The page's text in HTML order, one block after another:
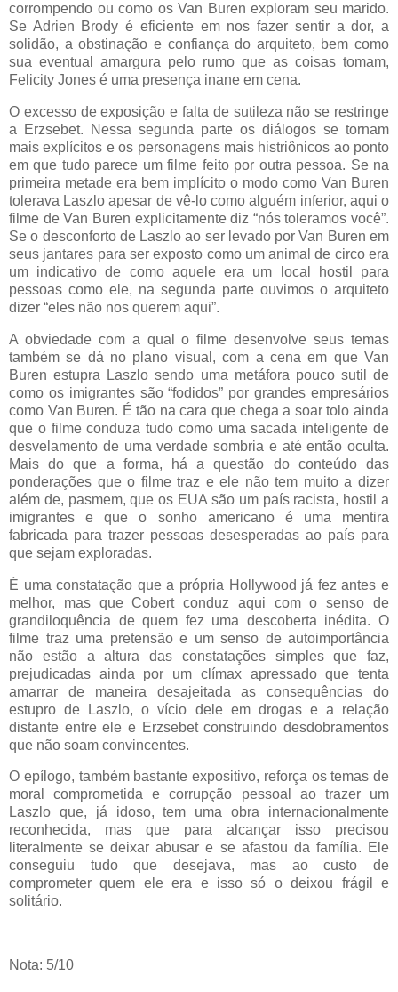
corrompendo ou como os Van Buren exploram seu marido.
Se Adrien Brody é eficiente em nos fazer sentir a dor, a
solidão, a obstinação e confiança do arquiteto, bem como
sua eventual amargura pelo rumo que as coisas tomam,
Felicity Jones é uma presença inane em cena.
O excesso de exposição e falta de sutileza não se restringe
a Erzsebet. Nessa segunda parte os diálogos se tornam
mais explícitos e os personagens mais histriônicos ao ponto
em que tudo parece um filme feito por outra pessoa. Se na
primeira metade era bem implícito o modo como Van Buren
tolerava Laszlo apesar de vê-lo como alguém inferior, aqui o
filme de Van Buren explicitamente diz “nós toleramos você”.
Se o desconforto de Laszlo ao ser levado por Van Buren em
seus jantares para ser exposto como um animal de circo era
um indicativo de como aquele era um local hostil para
pessoas como ele, na segunda parte ouvimos o arquiteto
dizer “eles não nos querem aqui”.
A obviedade com a qual o filme desenvolve seus temas
também se dá no plano visual, com a cena em que Van
Buren estupra Laszlo sendo uma metáfora pouco sutil de
como os imigrantes são “fodidos” por grandes empresários
como Van Buren. É tão na cara que chega a soar tolo ainda
que o filme conduza tudo como uma sacada inteligente de
desvelamento de uma verdade sombria e até então oculta.
Mais do que a forma, há a questão do conteúdo das
ponderações que o filme traz e ele não tem muito a dizer
além de, pasmem, que os EUA são um país racista, hostil a
imigrantes e que o sonho americano é uma mentira
fabricada para trazer pessoas desesperadas ao país para
que sejam exploradas.
É uma constatação que a própria Hollywood já fez antes e
melhor, mas que Cobert conduz aqui com o senso de
grandiloquência de quem fez uma descoberta inédita. O
filme traz uma pretensão e um senso de autoimportância
não estão a altura das constatações simples que faz,
prejudicadas ainda por um clímax apressado que tenta
amarrar de maneira desajeitada as consequências do
estupro de Laszlo, o vício dele em drogas e a relação
distante entre ele e Erzsebet construindo desdobramentos
que não soam convincentes.
O epílogo, também bastante expositivo, reforça os temas de
moral comprometida e corrupção pessoal ao trazer um
Laszlo que, já idoso, tem uma obra internacionalmente
reconhecida, mas que para alcançar isso precisou
literalmente se deixar abusar e se afastou da família. Ele
conseguiu tudo que desejava, mas ao custo de
comprometer quem ele era e isso só o deixou frágil e
solitário.
Nota: 5/10